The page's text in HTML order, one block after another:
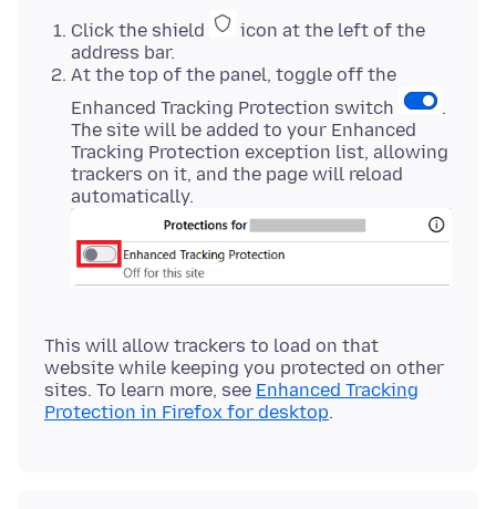
Click the shield
icon at the left of the
address bar.
At the top of the panel, toggle off the
Enhanced Tracking Protection switch
.
The site will be added to your Enhanced
Tracking Protection exception list, allowing
trackers on it, and the page will reload
automatically.
This will allow trackers to load on that
website while keeping you protected on other
sites. To learn more, see Enhanced Tracking
Protection in Firefox for desktop